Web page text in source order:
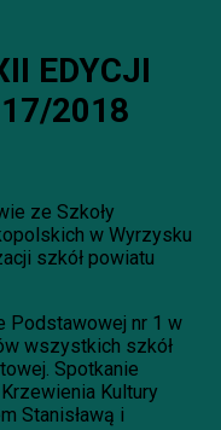
EDYCJI
2018
ze Szkoły
w Wyrzysku
szkół powiatu
Podstawowej nr 1 w
wszystkich szkół
Spotkanie
Kultury
Stanisławą i